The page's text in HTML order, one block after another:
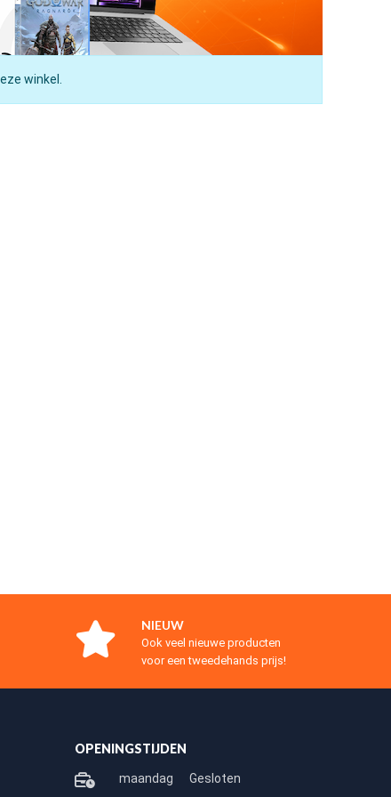
winkel.
NIEUW
Ook veel nieuwe producten
voor een tweedehands prijs!
OPENINGSTIJDEN
maandag Gesloten